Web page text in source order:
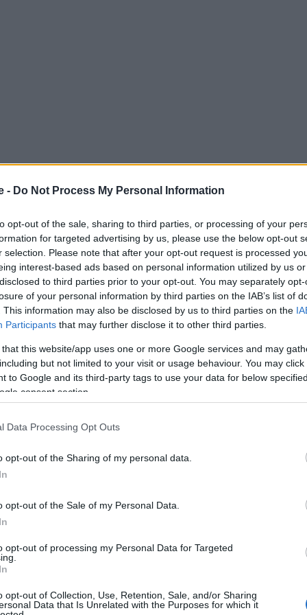
- Do Not Process My Personal Information
opt-out of the sale, sharing to third parties, or processing of your
for targeted advertising by us, please use the below opt-out
selection. Please note that after your opt-out request is processed
interest-based ads based on personal information utilized by us
to third parties prior to your opt-out. You may separately
of your personal information by third parties on the IAB’s list of
This information may also be disclosed by us to third parties on the
Participants that may further disclose it to other third parties.
that this website/app uses one or more Google services and may
but not limited to your visit or usage behaviour. You may
to Google and its third-party tags to use your data for below
consent section.
Data Processing Opt Outs
opt-out of the Sharing of my personal data.
opt-out of the Sale of my Personal Data.
opt-out of processing my Personal Data for Targeted
opt-out of Collection, Use, Retention, Sale, and/or Sharing
Data that Is Unrelated with the Purposes for which it
με το 4 αστέρωνLas Hotel & Spaστο Γύθειο
το όνειρο στη Μάνη! Ένα ταξίδι στο παραλιακό
πολυτελές Las Hotel & Spa. Αν δεν έχετε λάβει μέρος
θα κληρωθεί ο τυχερός!
Advertisement -